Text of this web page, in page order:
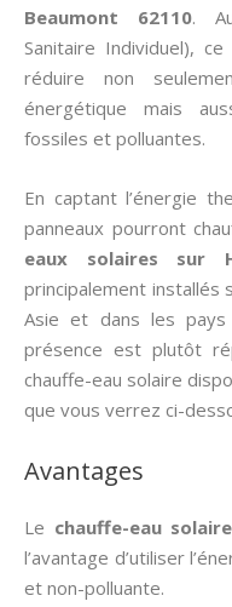
Beaumont 62110.
Sanitaire Individuel),
réduire non
énergétique mais
fossiles et polluantes.
En captant l’énergie
panneaux pourront
eaux solaires sur
principalement installés
Asie et dans les pays
présence est plutôt
chauffe-eau solaire
que vous verrez ci-
Avantages
Le chauffe-eau
l’avantage d’utiliser
et non-polluante.